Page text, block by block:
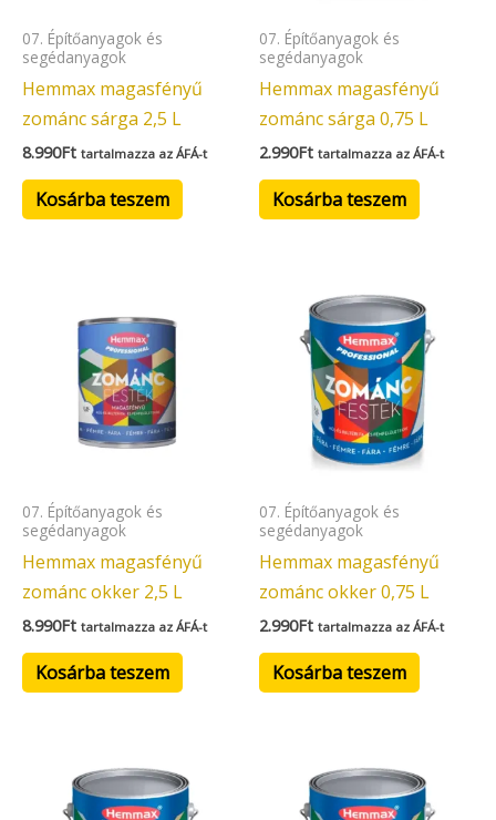
07. Építőanyagok és
segédanyagok
Hemmax magasfényű
zománc sárga 2,5 L
8.990Ft tartalmazza az ÁFÁ-t
Kosárba teszem
07. Építőanyagok és
segédanyagok
Hemmax magasfényű
zománc sárga 0,75 L
2.990Ft tartalmazza az ÁFÁ-t
Kosárba teszem
07. Építőanyagok és
segédanyagok
Hemmax magasfényű
zománc okker 2,5 L
8.990Ft tartalmazza az ÁFÁ-t
Kosárba teszem
07. Építőanyagok és
segédanyagok
Hemmax magasfényű
zománc okker 0,75 L
2.990Ft tartalmazza az ÁFÁ-t
Kosárba teszem